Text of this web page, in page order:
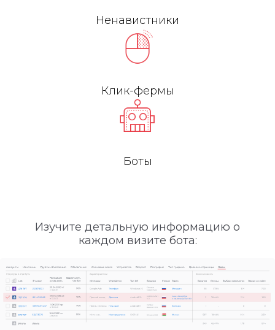
Ненавистники
Клик-фермы
Боты
Изучите детальную информацию о
каждом визите бота: